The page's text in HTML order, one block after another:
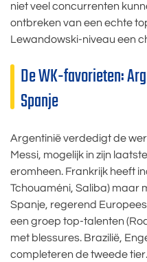
niet veel concurrenten
ontbreken van een echte
Lewandowski-niveau een
De WK-favorieten:
Spanje
Argentinië verdedigt de
Messi, mogelijk in zijn
eromheen. Frankrijk heeft
Tchouaméni, Saliba) maar
Spanje, regerend
een groep top-talenten
met blessures. Brazilië,
completeren de tweede tier.